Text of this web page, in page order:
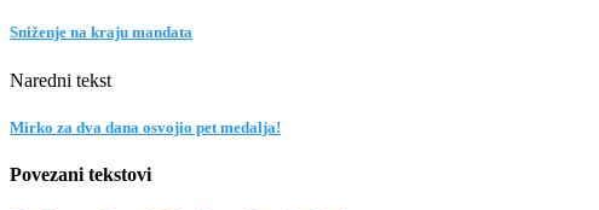
Sniženje na kraju mandata
Naredni tekst
Mirko za dva dana osvojio pet medalja!
Povezani tekstovi